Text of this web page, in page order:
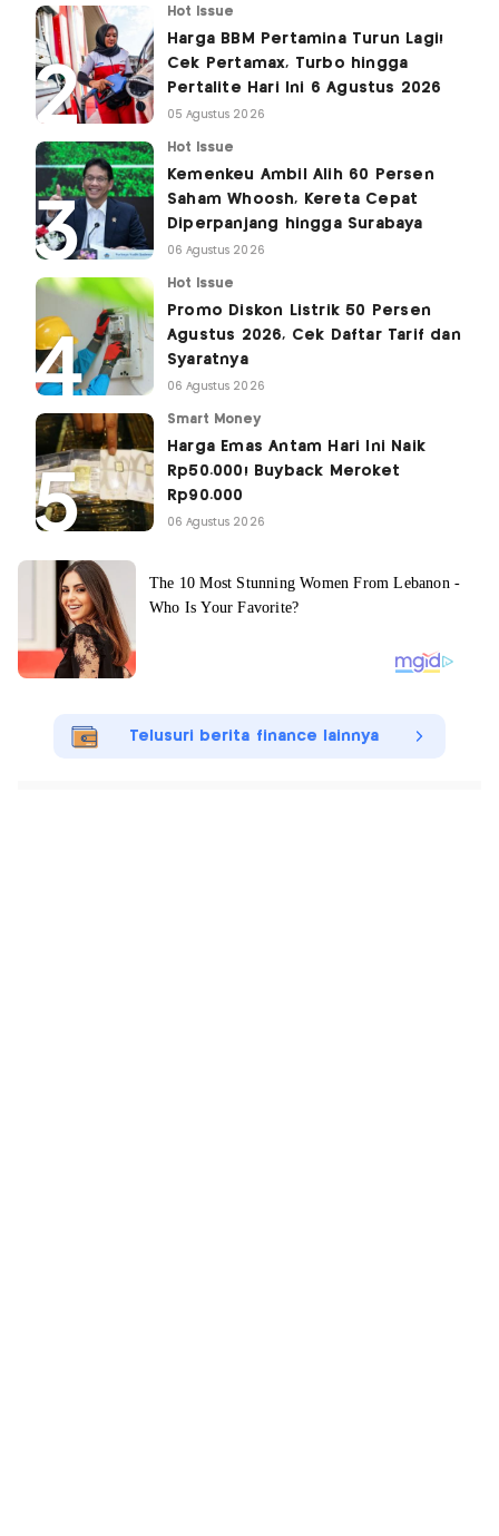
Hot Issue
Harga BBM Pertamina Turun Lagi!
Cek Pertamax, Turbo hingga
Pertalite Hari Ini 6 Agustus 2026
05 Agustus 2026
Hot Issue
Kemenkeu Ambil Alih 60 Persen
Saham Whoosh, Kereta Cepat
Diperpanjang hingga Surabaya
06 Agustus 2026
Hot Issue
Promo Diskon Listrik 50 Persen
Agustus 2026, Cek Daftar Tarif dan
Syaratnya
06 Agustus 2026
Smart Money
Harga Emas Antam Hari Ini Naik
Rp50.000! Buyback Meroket
Rp90.000
06 Agustus 2026
Telusuri berita finance lainnya